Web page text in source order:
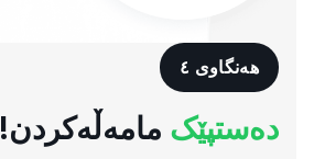
هەنگاوی ٤
دەستپێک مامەڵەکردن!